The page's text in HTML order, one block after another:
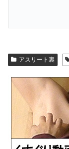
アスリート裏